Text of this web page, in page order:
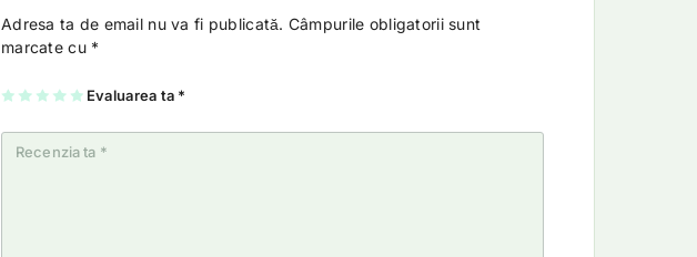
Adresa ta de email nu va fi publicată. Câmpurile obligatorii sunt
marcate cu *
Evaluarea ta *
U
n
2
5
st
el
3
5
st
el
4
5
st
el
5
5
st
el